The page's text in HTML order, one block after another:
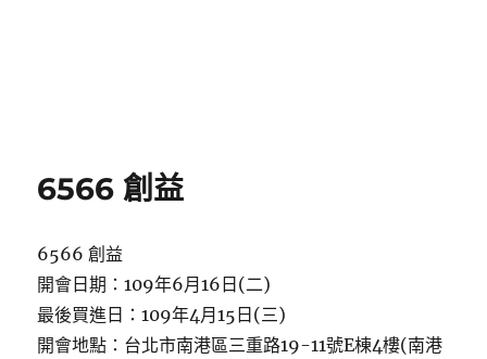
6566 創益
6566 創益
開會日期：109年6月16日(二)
最後買進日：109年4月15日(三)
開會地點：台北市南港區三重路19-11號E棟4樓(南港